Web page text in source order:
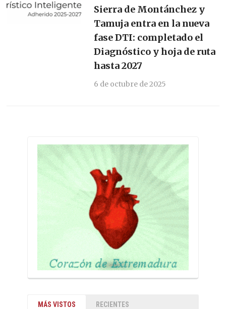
Sierra de Montánchez y
Tamuja entra en la nueva
fase DTI: completado el
Diagnóstico y hoja de ruta
hasta 2027
6 de octubre de 2025
MÁS VISTOS RECIENTES